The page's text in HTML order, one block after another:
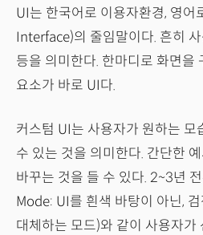
UI는 한국어로 이용자환경, 영어
Interface)의 줄임말이다. 흔히
등을 의미한다. 한마디로 화면을
요소가 바로 UI다.
커스텀 UI는 사용자가 원하는 모
수 있는 것을 의미한다. 간단한
바꾸는 것을 들 수 있다. 2~3년
Mode: UI를 흰색 바탕이 아닌,
대체하는 모드)와 같이 사용자가